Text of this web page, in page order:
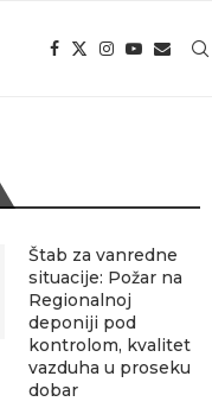
Štab za vanredne
situacije: Požar na
Regionalnoj
deponiji pod
kontrolom, kvalitet
vazduha u proseku
dobar